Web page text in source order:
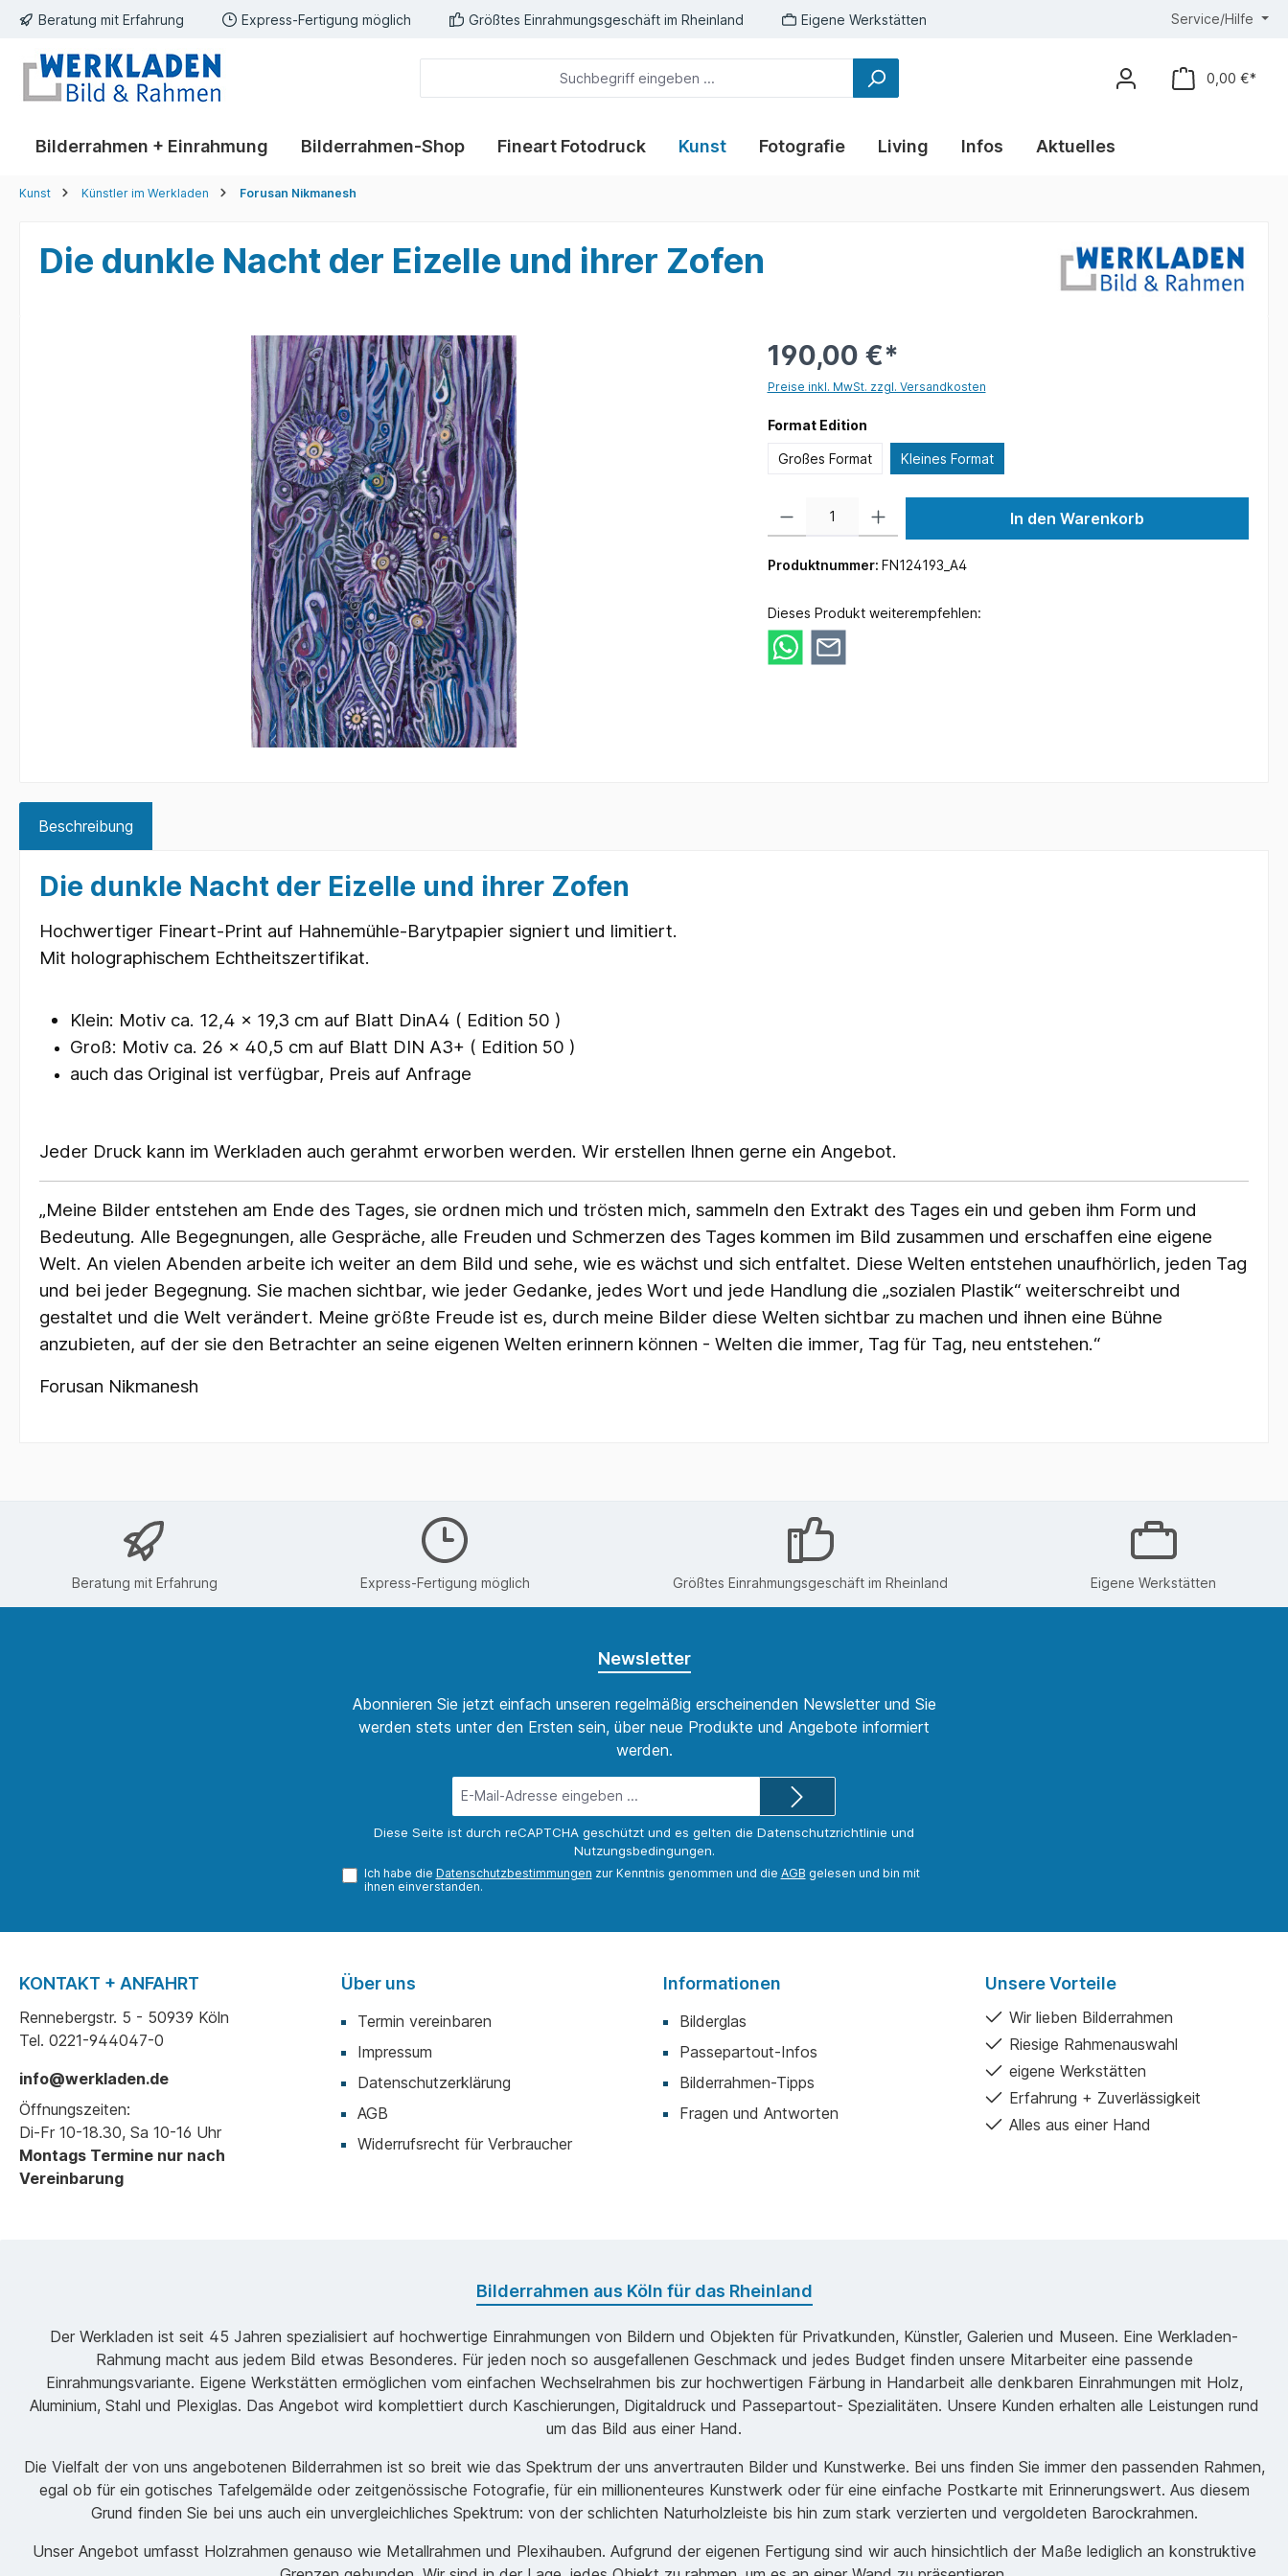
Zur Hauptnavigation springen
Beratung mit Erfahrung Express-Fertigung möglich Größtes Einrahmungsgeschäft im Rheinland Eigene Werkstätten Service/Hilfe
0,00 €*
Bilderrahmen + Einrahmung Bilderrahmen-Shop Fineart Fotodruck Kunst Fotografie Living Infos Aktuelles
Kunst Künstler im Werkladen Forusan Nikmanesh
Die dunkle Nacht der Eizelle und ihrer Zofen
190,00 €*
Preise inkl. MwSt. zzgl. Versandkosten
Format Editionauswählen
Großes Format Kleines Format
In den Warenkorb
Produktnummer: FN124193_A4
Dieses Produkt weiterempfehlen:
Beschreibung
Die dunkle Nacht der Eizelle und ihrer Zofen
Hochwertiger Fineart-Print auf Hahnemühle-Barytpapier signiert und limitiert.
Mit holographischem Echtheitszertifikat.
Klein: Motiv ca. 12,4 x 19,3 cm auf Blatt DinA4 ( Edition 50 )
Groß: Motiv ca. 26 x 40,5 cm auf Blatt DIN A3+ ( Edition 50 )
auch das Original ist verfügbar, Preis auf Anfrage
Jeder Druck kann im Werkladen auch gerahmt erworben werden. Wir erstellen Ihnen gerne ein Angebot.
„Meine Bilder entstehen am Ende des Tages, sie ordnen mich und trösten mich, sammeln den Extrakt des Tages ein und geben ihm Form und
Bedeutung. Alle Begegnungen, alle Gespräche, alle Freuden und Schmerzen des Tages kommen im Bild zusammen und erschaffen eine eigene
Welt. An vielen Abenden arbeite ich weiter an dem Bild und sehe, wie es wächst und sich entfaltet. Diese Welten entstehen unaufhörlich, jeden Tag
und bei jeder Begegnung. Sie machen sichtbar, wie jeder Gedanke, jedes Wort und jede Handlung die „sozialen Plastik“ weiterschreibt und
gestaltet und die Welt verändert. Meine größte Freude ist es, durch meine Bilder diese Welten sichtbar zu machen und ihnen eine Bühne
anzubieten, auf der sie den Betrachter an seine eigenen Welten erinnern können - Welten die immer, Tag für Tag, neu entstehen.“
Forusan Nikmanesh
Beratung mit Erfahrung Express-Fertigung möglich Größtes Einrahmungsgeschäft im Rheinland Eigene Werkstätten
Newsletter
Abonnieren Sie jetzt einfach unseren regelmäßig erscheinenden Newsletter und Sie
werden stets unter den Ersten sein, über neue Produkte und Angebote informiert
werden.
Mail-
Adresse*
Diese Seite ist durch reCAPTCHA geschützt und es gelten die Datenschutzrichtlinie und
Nutzungsbedingungen.
Ich habe die Datenschutzbestimmungen zur Kenntnis genommen und die AGB gelesen und bin mit
ihnen einverstanden.
KONTAKT + ANFAHRT
Rennebergstr. 5 - 50939 Köln
Tel. 0221-944047-0
info@werkladen.de
Öffnungszeiten:
Di-Fr 10-18.30, Sa 10-16 Uhr
Montags Termine nur nach
Vereinbarung
Über uns
Termin vereinbaren
Impressum
Datenschutzerklärung
AGB
Widerrufsrecht für Verbraucher
Informationen
Bilderglas
Passepartout-Infos
Bilderrahmen-Tipps
Fragen und Antworten
Unsere Vorteile
Wir lieben Bilderrahmen
Riesige Rahmenauswahl
eigene Werkstätten
Erfahrung + Zuverlässigkeit
Alles aus einer Hand
Bilderrahmen aus Köln für das Rheinland
Der Werkladen ist seit 45 Jahren spezialisiert auf hochwertige Einrahmungen von Bildern und Objekten für Privatkunden, Künstler, Galerien und Museen. Eine Werkladen-
Rahmung macht aus jedem Bild etwas Besonderes. Für jeden noch so ausgefallenen Geschmack und jedes Budget finden unsere Mitarbeiter eine passende
Einrahmungsvariante. Eigene Werkstätten ermöglichen vom einfachen Wechselrahmen bis zur hochwertigen Färbung in Handarbeit alle denkbaren Einrahmungen mit Holz,
Aluminium, Stahl und Plexiglas. Das Angebot wird komplettiert durch Kaschierungen, Digitaldruck und Passepartout- Spezialitäten. Unsere Kunden erhalten alle Leistungen rund
um das Bild aus einer Hand.
Die Vielfalt der von uns angebotenen Bilderrahmen ist so breit wie das Spektrum der uns anvertrauten Bilder und Kunstwerke. Bei uns finden Sie immer den passenden Rahmen,
egal ob für ein gotisches Tafelgemälde oder zeitgenössische Fotografie, für ein millionenteures Kunstwerk oder für eine einfache Postkarte mit Erinnerungswert. Aus diesem
Grund finden Sie bei uns auch ein unvergleichliches Spektrum: von der schlichten Naturholzleiste bis hin zum stark verzierten und vergoldeten Barockrahmen.
Unser Angebot umfasst Holzrahmen genauso wie Metallrahmen und Plexihauben. Aufgrund der eigenen Fertigung sind wir auch hinsichtlich der Maße lediglich an konstruktive